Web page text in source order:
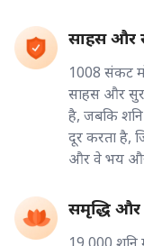
साहस और
1008 संकट
साहस और
है, जबकि शनि
दूर करता है,
और वे भय और
समृद्धि और
19,000 शनि